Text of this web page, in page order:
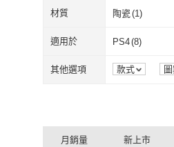
無老師加持
茶軸
無老師加持
高透光 (
自動斷電
耐衝擊
高透光
自動斷電 (1)
材質 陶瓷 (1)
陶瓷
適用於 PS4(8)
PC(8)
PS4
Wireless(1)
其他選項 款式
月銷量 新上市